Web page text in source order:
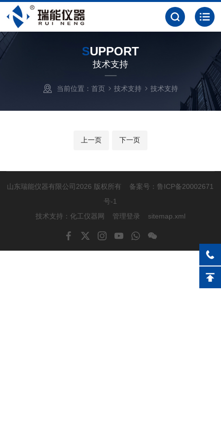
SUPPORT
技术支持
当前位置： 首页 技术支持 技术支持
上一页 下一页
山东瑞能仪器有限公司2026 版权所有 备案号： 鲁ICP备20002671
号-1
技术支持： 化工仪器网 管理登录 sitemap.xml